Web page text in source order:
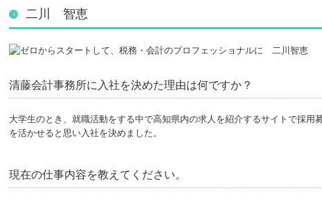
二川 智恵
清藤会計事務所に入社を決めた理由は何ですか？
大学生のとき、就職活動をする中で高知県内の求人を紹介するサイトで採
を活かせると思い入社を決めました。
現在の仕事内容を教えてください。